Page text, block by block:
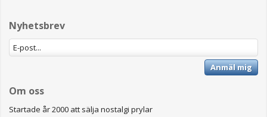
Nyhetsbrev
Anmäl mig
Om oss
Startade år 2000 att sälja nostalgi prylar